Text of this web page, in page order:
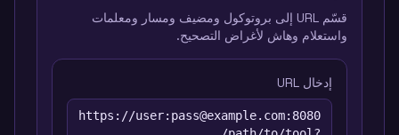
قسّم URL إلى بروتوكول ومضيف ومسار ومعلمات
واستعلام وهاش لأغراض التصحيح.
إدخال URL